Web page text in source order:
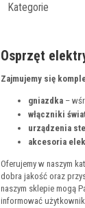
Kategorie
Osprzęt
Zajmujemy się
gniazdka–
włączniki
urządzenia
akcesoria
Oferujemy w naszym
dobra jakość oraz
naszym sklepie mogą
informować